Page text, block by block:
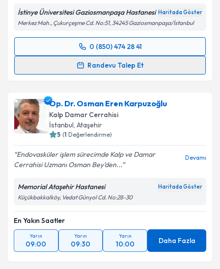
İstinye Üniversitesi Gaziosmanpaşa Hastanesi Haritada Göster
Merkez Mah., Çukurçeşme Cd. No:51, 34245 Gaziosmanpaşa/İstanbul
0 (850) 474 28 41
Randevu Talep Et
Randevu Takvimi Talebi
için bir takvim hazırlandığında e-posta ile
bilgilendireceğiz.
E-posta Adresiniz
Metni'ni okudum ve kişisel verilerimin belirtilen
kapsamda işlenmesini kabul ediyorum.
Takvim Talebini Gönder
Op. Dr. Osman Eren Karpuzoğlu
Kalp Damar Cerrahisi
İstanbul, Ataşehir
5 (1 Değerlendirme)
Endovasküler işlem sürecimde Kalp ve Damar
Cerrahisi Uzmanı Osman Bey’den...
Devamı
Memorial Ataşehir Hastanesi Haritada Göster
Küçükbakkalköy, Vedat Günyol Cd. No:28-30
En Yakın Saatler
Yarın
09:00
Yarın
09:30
Yarın
10:00 Daha Fazla